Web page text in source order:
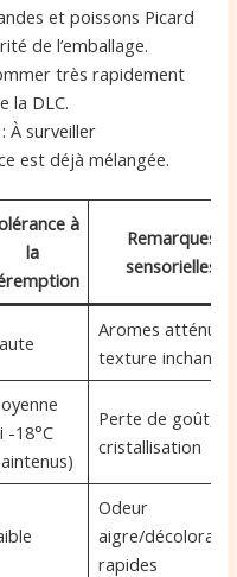
et poissons Picard
de l’emballage.
très rapidement
la DLC.
: À surveiller
est déjà mélangée.
à
la
Remarques
sensorielles
Aromes
texture
-18°C
Perte de goût,
cristallisation
Odeur
aigre/
rapides